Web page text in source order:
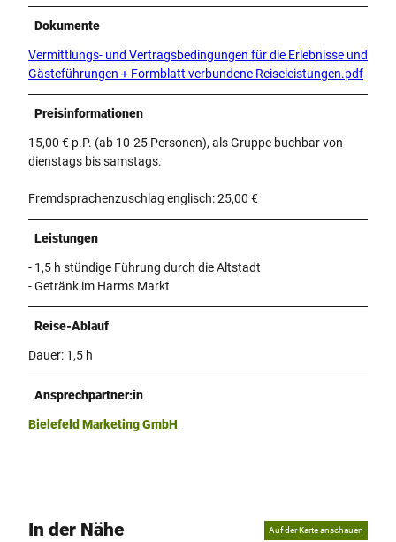
Dokumente
Vermittlungs- und Vertragsbedingungen für die Erlebnisse und
Gästeführungen + Formblatt verbundene Reiseleistungen.pdf
Preisinformationen
15,00 € p.P. (ab 10-25 Personen), als Gruppe buchbar von
dienstags bis samstags.
Fremdsprachenzuschlag englisch: 25,00 €
Leistungen
- 1,5 h stündige Führung durch die Altstadt
- Getränk im Harms Markt
Reise-Ablauf
Dauer: 1,5 h
Ansprechpartner:in
Bielefeld Marketing GmbH
In der Nähe Auf der Karte anschauen